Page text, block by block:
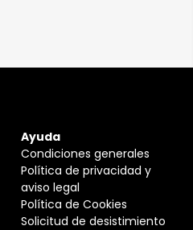
Ayuda
Condiciones generales
Política de privacidad y
aviso legal
Política de Cookies
Solicitud de desistimiento